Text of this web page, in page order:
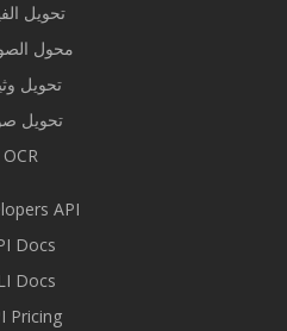
تحويل
محول
تحويل
تحويل
OCR
API
Docs
Docs
Pricing